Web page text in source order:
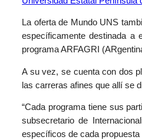
La oferta de Mundo UNS
específicamente destinada a
programa ARFAGRI
A su vez, se cuenta con dos
las carreras afines que allí se
“Cada programa tiene sus
subsecretario de
específicos de cada propuesta